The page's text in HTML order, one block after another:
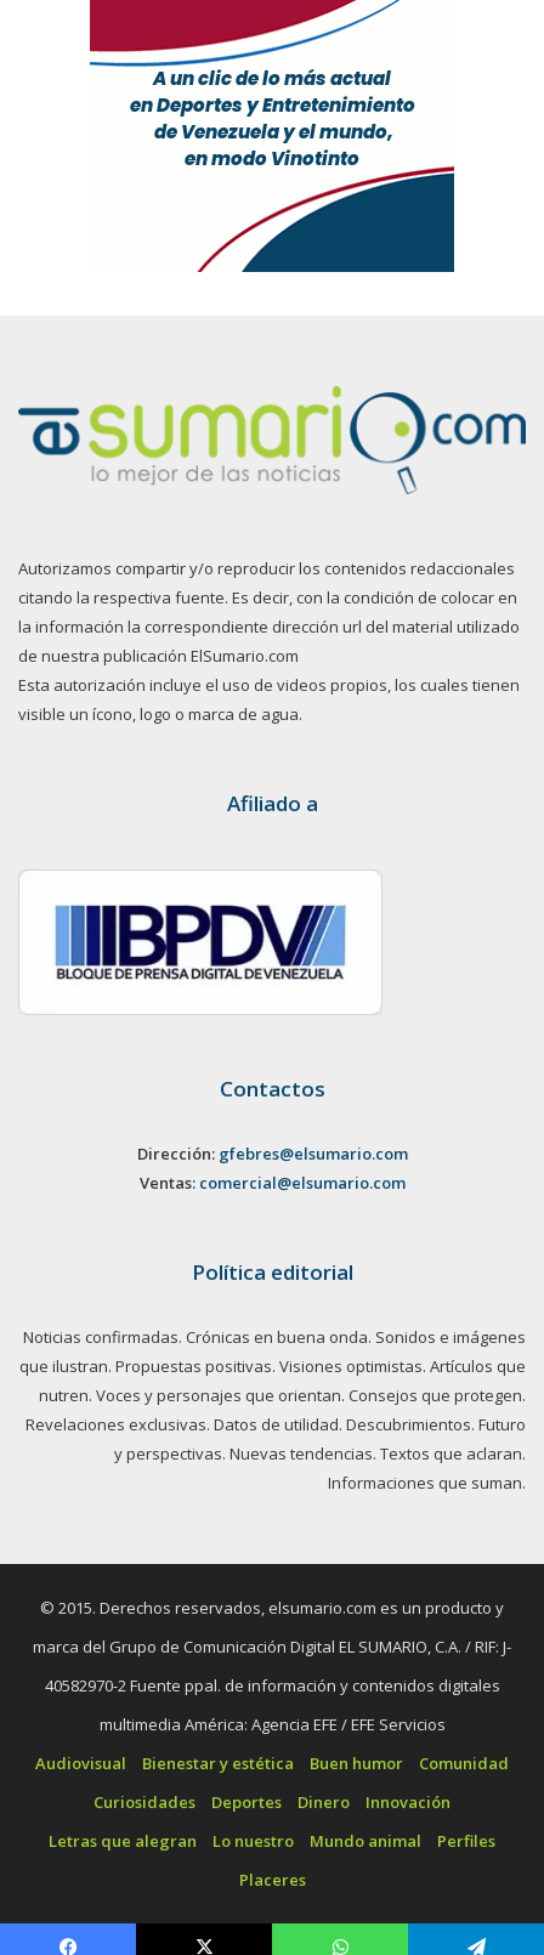
Autorizamos compartir y/o reproducir los contenidos redaccionales
citando la respectiva fuente. Es decir, con la condición de colocar en
la información la correspondiente dirección url del material utilizado
de nuestra publicación ElSumario.com
Esta autorización incluye el uso de videos propios, los cuales tienen
visible un ícono, logo o marca de agua.
Afiliado a
Contactos
Dirección: gfebres@elsumario.com
Ventas: comercial@elsumario.com
Política editorial
Noticias confirmadas. Crónicas en buena onda. Sonidos e imágenes
que ilustran. Propuestas positivas. Visiones optimistas. Artículos que
nutren. Voces y personajes que orientan. Consejos que protegen.
Revelaciones exclusivas. Datos de utilidad. Descubrimientos. Futuro
y perspectivas. Nuevas tendencias. Textos que aclaran.
Informaciones que suman.
© 2015. Derechos reservados, elsumario.com es un producto y
marca del Grupo de Comunicación Digital EL SUMARIO, C.A. / RIF: J-
40582970-2 Fuente ppal. de información y contenidos digitales
multimedia América: Agencia EFE / EFE Servicios
Audiovisual
Bienestar y estética Buen humor
Comunidad
Curiosidades
Deportes Dinero
Innovación
Letras que alegran
Lo nuestro Mundo animal
Perfiles
Placeres